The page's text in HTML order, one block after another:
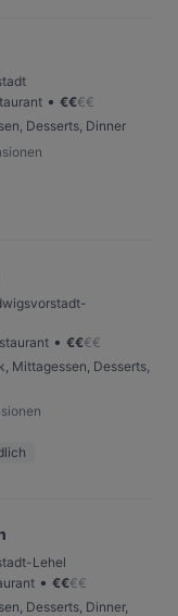
• €€€€
Desserts, Dinner
• €€€€
Mittagessen, Desserts,
Lehel
• €€€€
Desserts, Dinner,